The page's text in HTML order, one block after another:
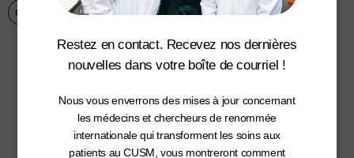
Communiqués de presse 6 décembre 2022
Restez en contact. Recevez nos dernières
nouvelles dans votre boîte de courriel !
Nous vous enverrons des mises à jour concernant
les médecins et chercheurs de renommée
internationale qui transforment les soins aux
patients au CUSM, vous montreront comment